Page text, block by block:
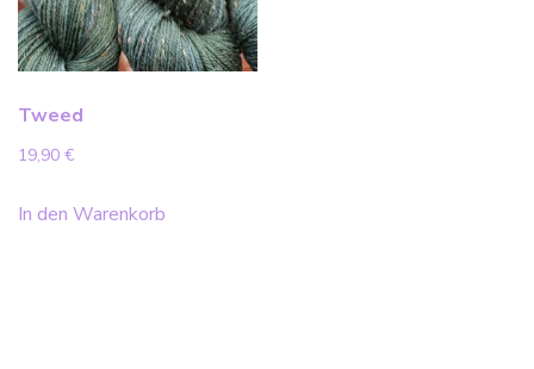
Tweed
19,90 €
In den Warenkorb